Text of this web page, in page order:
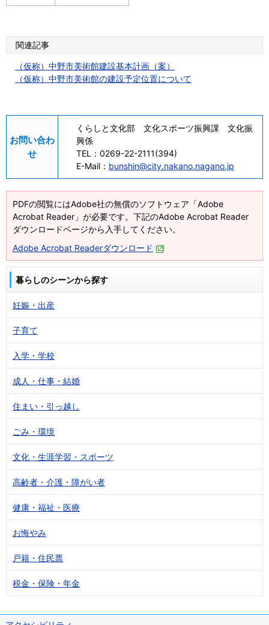
関連記事
（仮称）中野市美術館建設基本計画（案）
（仮称）中野市美術館の建設予定位置について
お問い合わ
せ
くらしと文化部 文化スポーツ振興課 文化振
興係
TEL： 0269-22-2111(394)
E-Mail： bunshin@city.nakano.nagano.jp
PDFの閲覧にはAdobe社の無償のソフトウェア「Adobe
Acrobat Reader」が必要です。下記のAdobe Acrobat Reader
ダウンロードページから入手してください。
Adobe Acrobat Readerダウンロード
暮らしのシーンから探す
妊娠・出産
子育て
入学・学校
成人・仕事・結婚
住まい・引っ越し
ごみ・環境
文化・生涯学習・スポーツ
高齢者・介護・障がい者
健康・福祉・医療
お悔やみ
戸籍・住民票
税金・保険・年金